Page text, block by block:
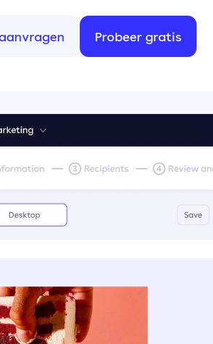
Probeer gratis